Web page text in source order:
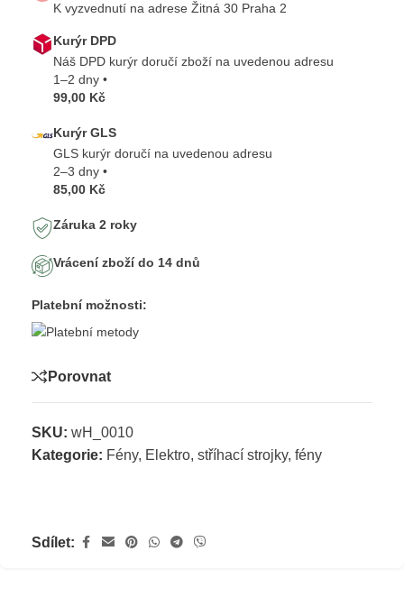
K vyzvednutí na adrese Žitná 30 Praha 2
Kurýr DPD
Náš DPD kurýr doručí zboží na uvedenou adresu
1–2 dny •
99,00 Kč
Kurýr GLS
GLS kurýr doručí na uvedenou adresu
2–3 dny •
85,00 Kč
Záruka 2 roky
Vrácení zboží do 14 dnů
Platební možnosti:
Porovnat
SKU: wH_0010
Kategorie: Fény, Elektro, stříhací strojky, fény
Sdílet: